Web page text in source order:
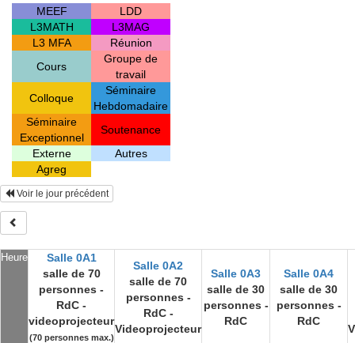
MEEF
LDD
L3MATH
L3MAG
L3 MFA
Réunion
Cours
Groupe de
travail
Colloque
Séminaire
Hebdomadaire
Séminaire
Exceptionnel
Soutenance
Externe
Autres
Agreg
Voir le jour précédent
Heure
Salle 0A1
salle de 70
personnes -
RdC -
videoprojecteur
(70 personnes max.)
Salle 0A2
salle de 70
personnes -
RdC -
Videoprojecteur
Salle 0A3
salle de 30
personnes -
RdC
Salle 0A4
salle de 30
personnes -
RdC